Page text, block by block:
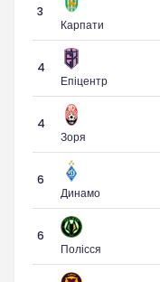
3
Карпати
4
Епіцентр
4
Зоря
6
Динамо
6
Полісся